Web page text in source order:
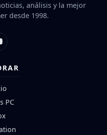
análisis y la mejor
desde 1998.
PC